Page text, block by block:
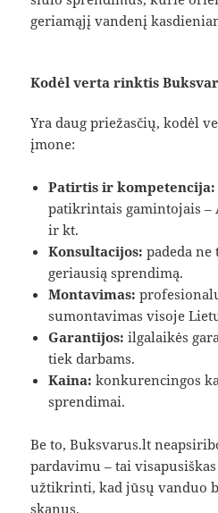
geriamąjį vandenį
Kodėl verta rinktis
Yra daug priežasčių, kodėl
įmone:
Patirtis ir kompetencija:
patikrintais gamintojais
ir kt.
Konsultacijos: padeda
geriausią sprendimą.
Montavimas:
sumontavimas visoje
Garantijos: ilgalaikės
tiek darbams.
Kaina: konkurencingos
sprendimai.
Be to, Buksvarus.lt
pardavimu – tai
užtikrinti, kad jūsų vanduo
skanus.